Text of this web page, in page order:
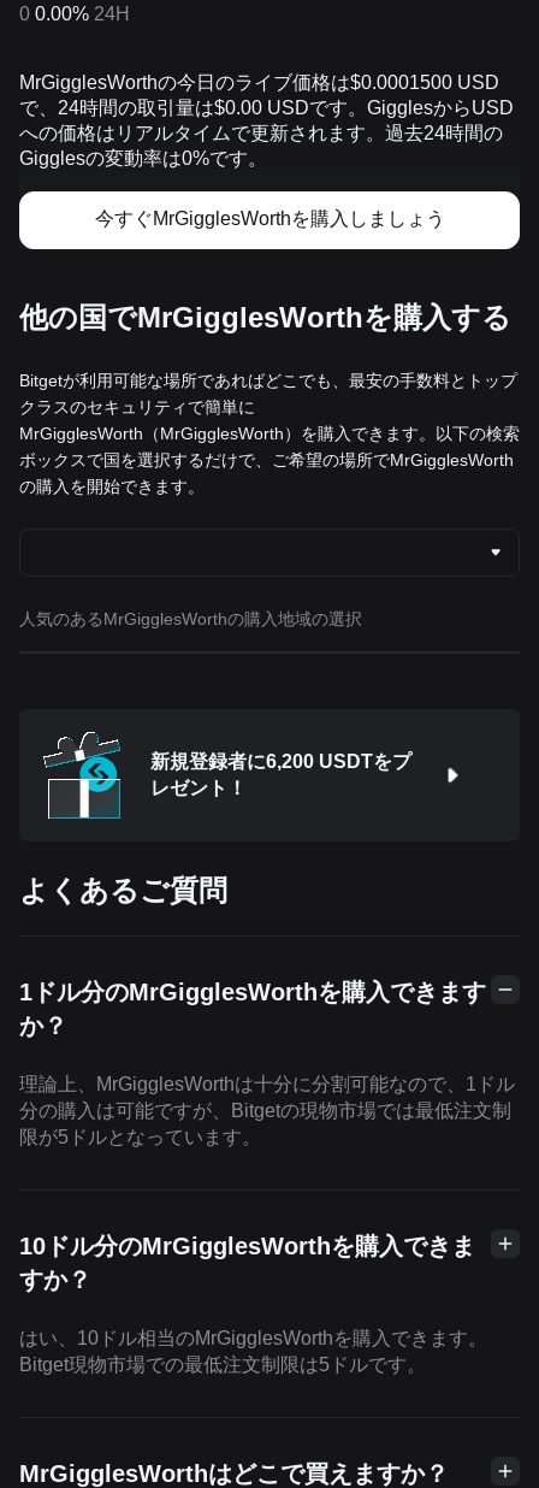
0 0.00% 24H
MrGigglesWorthの今日のライブ価格は$0.0001500 USD
で、24時間の取引量は$0.00 USDです。GigglesからUSD
への価格はリアルタイムで更新されます。過去24時間の
Gigglesの変動率は0%です。
今すぐMrGigglesWorthを購入しましょう
他の国でMrGigglesWorthを購入する
Bitgetが利用可能な場所であればどこでも、最安の手数料とトップ
クラスのセキュリティで簡単に
MrGigglesWorth（MrGigglesWorth）を購入できます。以下の検索
ボックスで国を選択するだけで、ご希望の場所でMrGigglesWorth
の購入を開始できます。
人気のあるMrGigglesWorthの購入地域の選択
新規登録者に6,200 USDTをプ
レゼント！
よくあるご質問
1ドル分のMrGigglesWorthを購入できます
か？
理論上、MrGigglesWorthは十分に分割可能なので、1ドル
分の購入は可能ですが、Bitgetの現物市場では最低注文制
限が5ドルとなっています。
10ドル分のMrGigglesWorthを購入できま
すか？
はい、10ドル相当のMrGigglesWorthを購入できます。
Bitget現物市場での最低注文制限は5ドルです。
MrGigglesWorthはどこで買えますか？